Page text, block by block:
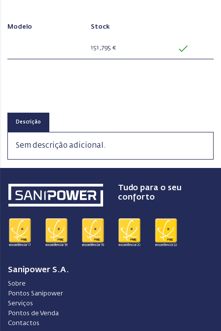
Modelo Stock
151,795 €
Descrição
Sem descrição adicional.
Tudo para o seu
conforto
Sanipower S.A.
Sobre
Pontos Sanipower
Serviços
Pontos de Venda
Contactos